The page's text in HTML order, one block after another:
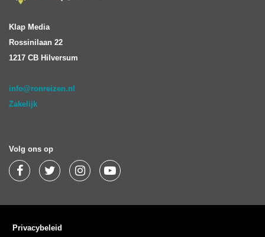
Klap Media
Rossinilaan 22
1217 CB Hilversum
info@ronreizen.nl
Zakelijk
Volg ons op
Privacybeleid